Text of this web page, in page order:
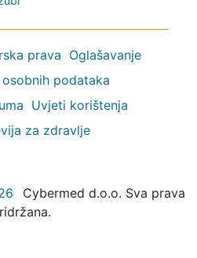
prava Oglašavanje
podataka
Uvjeti korištenja
za zdravlje
Cybermed d.o.o. Sva prava